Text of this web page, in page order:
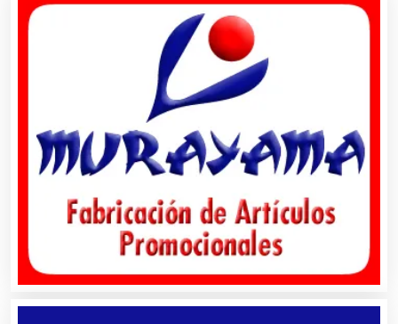
Centros Comerciales
Centros de Espectáculos
Centros de Nutrición
Centros Turísticos